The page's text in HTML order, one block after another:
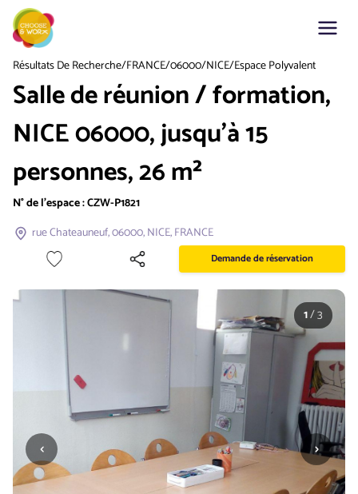
Résultats De Recherche/FRANCE/06000/NICE/Espace Polyvalent
Salle de réunion / formation,
NICE 06000, jusqu'à 15
personnes, 26 m²
N° de l'espace :CZW-P1821
rue Chateauneuf, 06000, NICE, FRANCE
Demande de réservation
‹ ›
1/3